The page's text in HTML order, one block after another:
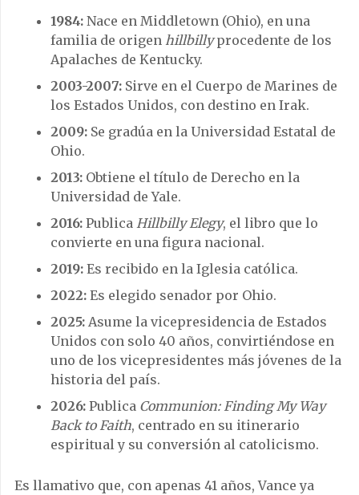
1984: Nace en Middletown (Ohio), en una
familia de origen hillbillyprocedente de los
Apalaches de Kentucky.
2003-2007: Sirve en el Cuerpo de Marines de
los Estados Unidos, con destino en Irak.
2009: Se gradúa en la Universidad Estatal de
Ohio.
2013: Obtiene el título de Derecho en la
Universidad de Yale.
2016: Publica Hillbilly Elegy, el libro que lo
convierte en una figura nacional.
2019: Es recibido en la Iglesia católica.
2022: Es elegido senador por Ohio.
2025: Asume la vicepresidencia de Estados
Unidos con solo 40 años, convirtiéndose en
uno de los vicepresidentes más jóvenes de la
historia del país.
2026: Publica Communion: Finding My Way
Back to Faith, centrado en su itinerario
espiritual y su conversión al catolicismo.
Es llamativo que, con apenas 41 años, Vance ya